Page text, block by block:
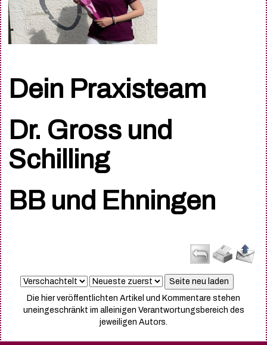
Dein Praxisteam
Dr. Gross und
Schilling
BB und Ehningen
Die hier veröffentlichten Artikel und Kommentare stehen
uneingeschränkt im alleinigen Verantwortungsbereich des
jeweiligen Autors.